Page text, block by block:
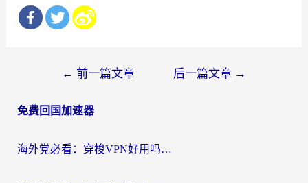
导
← 前一篇文章 后一篇文章 →
免费回国加速器
海外党必看：穿梭VPN好用吗？和云帆VPN对比哪个回国效果更好？附真实测评+避坑指南